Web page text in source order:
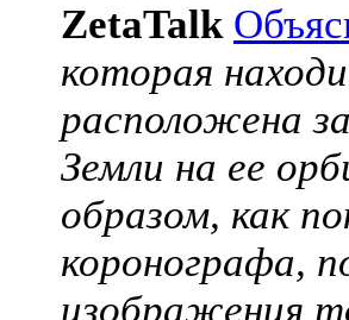
ZetaTalk
которая
расположена
Земли на ее
образом, как
коронографа,
изображения